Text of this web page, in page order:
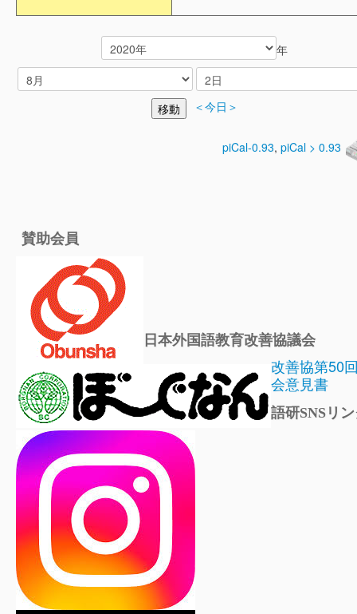
年
＜今日＞
piCal-0.93, piCal > 0.93
賛助会員
日本外国語教育改善協議会
改善協第50
会意見書
語研SNSリ